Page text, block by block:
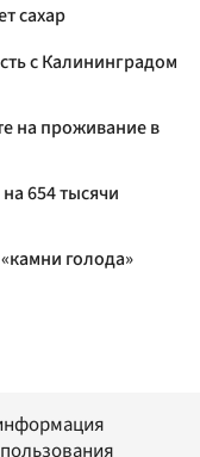
сахар
с Калининградом
на проживание в
654 тысячи
голода»